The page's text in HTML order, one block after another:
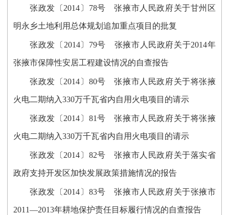
张政发〔2014〕78号 张掖市人民政府关于甘州区
明永乡土地利用总体规划追加重点项目的批复
张政发〔2014〕79号 张掖市人民政府关于2014年
张掖市保障性安居工程建设情况的自查报告
张政发〔2014〕80号 张掖市人民政府关于将张掖
火电二期纳入330万千瓦省内自用火电项目的请示
张政发〔2014〕81号 张掖市人民政府关于将张掖
火电二期纳入330万千瓦省内自用火电项目的请示
张政发〔2014〕82号 张掖市人民政府关于落实省
政府支持开发区加快发展政策措施情况的报告
张政发〔2014〕83号 张掖市人民政府关于张掖市
2011—2013年耕地保护责任目标履行情况的自查报告